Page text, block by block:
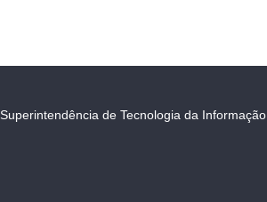
Superintendência de Tecnologia da Informação